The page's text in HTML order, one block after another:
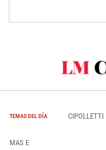
TEMAS DEL DÍA CIPOLLETTI
MAS E